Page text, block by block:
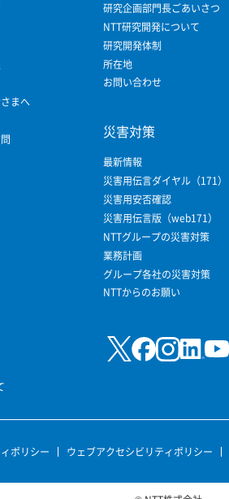
まへ
研究企画部門長ごあいさつ
NTT研究開発について
研究開発体制
所在地
お問い合わせ
災害対策
最新情報
災害用伝言ダイヤル（171）
災害用安否確認
災害用伝言版（web171）
NTTグループの災害対策
業務計画
グループ各社の災害対策
NTTからのお願い
ポリシー ウェブアクセシビリティポリシー